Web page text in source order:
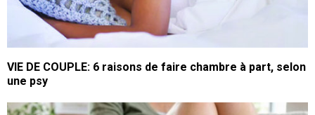
VIE DE COUPLE: 6 raisons de faire chambre à part, selon
une psy